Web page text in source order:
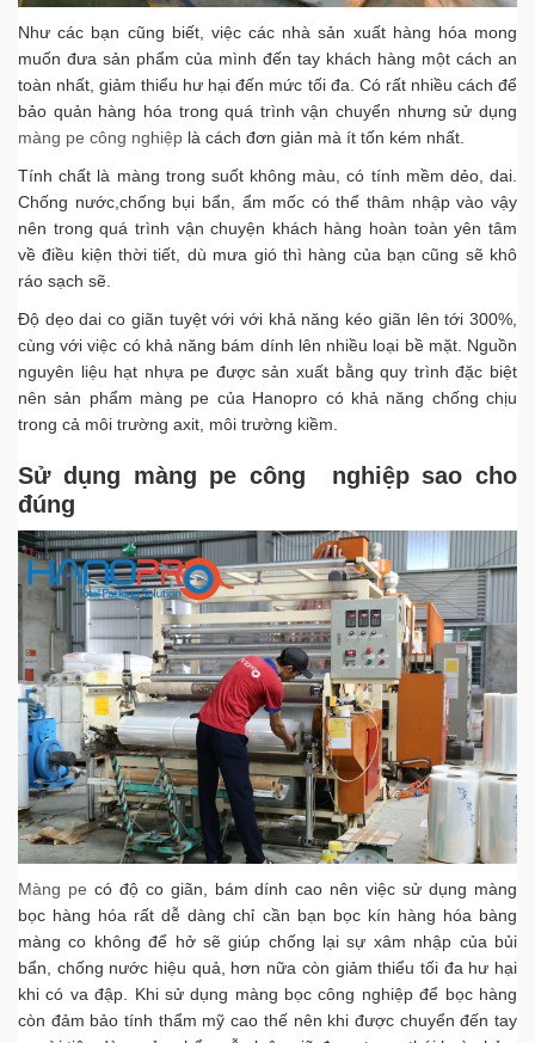
Như các bạn cũng biết, việc các nhà sản xuất hàng hóa mong
muốn đưa sản phẩm của mình đến tay khách hàng một cách an
toàn nhất, giảm thiểu hư hại đến mức tối đa. Có rất nhiều cách để
bảo quản hàng hóa trong quá trình vận chuyển nhưng sử dụng
màng pe công nghiệp là cách đơn giản mà ít tốn kém nhất.
Tính chất là màng trong suốt không màu, có tính mềm dẻo, dai.
Chống nước,chống bụi bẩn, ẩm mốc có thể thâm nhập vào vậy
nên trong quá trình vận chuyện khách hàng hoàn toàn yên tâm
về điều kiện thời tiết, dù mưa gió thì hàng của bạn cũng sẽ khô
ráo sạch sẽ.
Độ dẹo dai co giãn tuyệt với với khả năng kéo giãn lên tới 300%,
cùng với việc có khả năng bám dính lên nhiều loại bề mặt. Nguồn
nguyên liệu hạt nhựa pe được sản xuất bằng quy trình đặc biệt
nên sản phẩm màng pe của Hanopro có khả năng chống chịu
trong cả môi trường axit, môi trường kiềm.
Sử dụng màng pe công nghiệp sao cho
đúng
Màng pe có độ co giãn, bám dính cao nên việc sử dụng màng
bọc hàng hóa rất dễ dàng chỉ cần bạn bọc kín hàng hóa bàng
màng co không để hở sẽ giúp chống lại sự xâm nhập của bủi
bẩn, chống nước hiệu quả, hơn nữa còn giảm thiểu tối đa hư hại
khi có va đập. Khi sử dụng màng bọc công nghiệp để bọc hàng
còn đảm bảo tính thẩm mỹ cao thế nên khi được chuyển đến tay